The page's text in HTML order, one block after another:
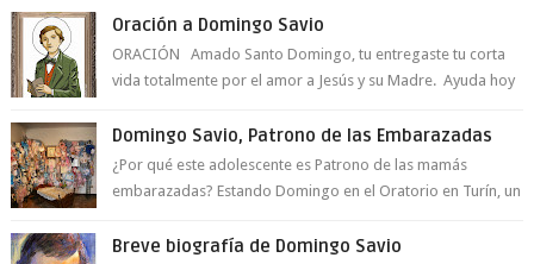
Oración a Domingo Savio
ORACIÓN Amado Santo Domingo, tu entregaste tu corta
vida totalmente por el amor a Jesús y su Madre. Ayuda hoy
Domingo Savio, Patrono de las Embarazadas
¿Por qué este adolescente es Patrono de las mamás
embarazadas? Estando Domingo en el Oratorio en Turín, un
Breve biografía de Domingo Savio